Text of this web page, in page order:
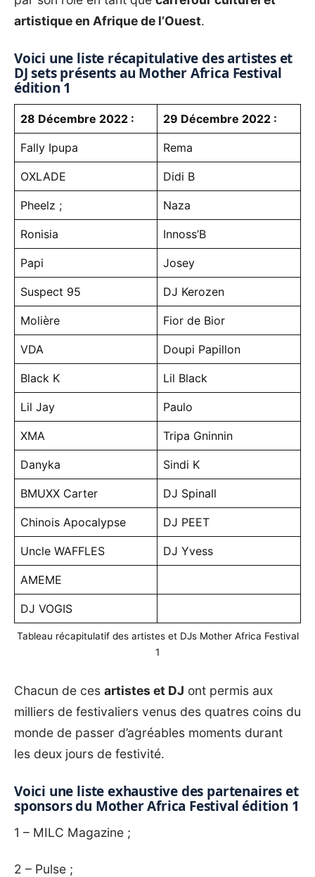
artistique en Afrique de l’Ouest.
Voici une liste récapitulative des artistes et
DJ sets présents au Mother Africa Festival
édition 1
28 Décembre 2022 : 29 Décembre 2022 :
Fally Ipupa Rema
OXLADE Didi B
Pheelz ; Naza
Ronisia Innoss’B
Papi Josey
Suspect 95 DJ Kerozen
Molière Fior de Bior
VDA Doupi Papillon
Black K Lil Black
Lil Jay Paulo
XMA Tripa Gninnin
Danyka Sindi K
BMUXX Carter DJ Spinall
Chinois Apocalypse DJ PEET
Uncle WAFFLES DJ Yvess
AMEME
DJ VOGIS
Tableau récapitulatif des artistes et DJs Mother Africa Festival
1
Chacun de ces artistes et DJ ont permis aux
milliers de festivaliers venus des quatres coins du
monde de passer d’agréables moments durant
les deux jours de festivité.
Voici une liste exhaustive des partenaires et
sponsors du Mother Africa Festival édition 1
1 – MILC Magazine ;
2 – Pulse ;